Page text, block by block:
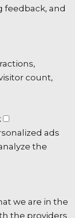
feedback, and
count,
ads
the
we are in the
the providers